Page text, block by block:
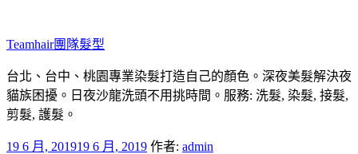
主
要
內
容
Teamhair團隊髮型
台北、台中、桃園專業染髮打造自己的顏色。深夜美髮解決夜
貓族困擾。日夜沙龍洗頭不用挑時間。服務: 洗髮, 染髮, 接髮,
剪髮, 護髮。
發
19 6 月, 201919 6 月, 2019 作者: admin